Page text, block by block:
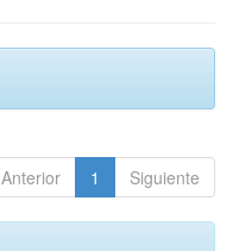
Anterior 1 Siguiente